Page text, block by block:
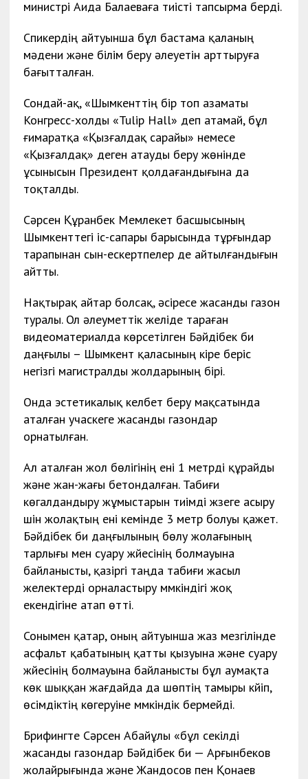
министрі Аида Балаеваға тиісті тапсырма берді.
Спикердің айтуынша бұл бастама қаланың
мәдени және білім беру әлеуетін арттыруға
бағытталған.
Сондай-ақ, «Шымкенттің бір топ азаматы
Конгресс-холды «Tulip Hall» деп атамай, бұл
ғимаратқа «Қызғалдақ сарайы» немесе
«Қызғалдақ» деген атауды беру жөнінде
ұсынысын Президент қолдағандығына да
тоқталды.
Сәрсен Құранбек Мемлекет басшысының
Шымкенттегі іс-сапары барысында тұрғындар
тарапынан сын-ескертпелер де айтылғандығын
айтты.
Нақтырақ айтар болсақ, әсіресе жасанды газон
туралы. Ол әлеуметтік желіде тараған
видеоматериалда көрсетілген Бәйдібек би
даңғылы – Шымкент қаласының кіре беріс
негізгі магистралды жолдарының бірі.
Онда эстетикалық келбет беру мақсатында
аталған учаскеге жасанды газондар
орнатылған.
Ал аталған жол бөлігінің ені 1 метрді құрайды
және жан-жағы бетондалған. Табиғи
көгалдандыру жұмыстарын тиімді жүзеге асыру
үшін жолақтың ені кемінде 3 метр болуы қажет.
Бәйдібек би даңғылының бөлу жолағының
тарлығы мен суару жүйесінің болмауына
байланысты, қазіргі таңда табиғи жасыл
желектерді орналастыру мүмкіндігі жоқ
екендігіне атап өтті.
Сонымен қатар, оның айтуынша жаз мезгілінде
асфальт қабатының қатты қызуына және суару
жүйесінің болмауына байланысты бұл аумақта
көк шыққан жағдайда да шөптің тамыры күйіп,
өсімдіктің көгеруіне мүмкіндік бермейді.
Брифингте Сәрсен Абайұлы «бұл секілді
жасанды газондар Бәйдібек би — Арғынбеков
жолайрығында және Жандосов пен Қонаев